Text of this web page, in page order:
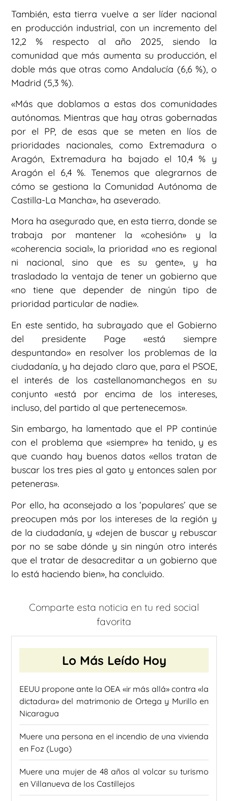
También, esta tierra vuelve a ser líder nacional
en producción industrial, con un incremento del
12,2 % respecto al año 2025, siendo la
comunidad que más aumenta su producción, el
doble más que otras como Andalucía (6,6 %), o
Madrid (5,3 %).
«Más que doblamos a estas dos comunidades
autónomas. Mientras que hay otras gobernadas
por el PP, de esas que se meten en líos de
prioridades nacionales, como Extremadura o
Aragón, Extremadura ha bajado el 10,4 % y
Aragón el 6,4 %. Tenemos que alegrarnos de
cómo se gestiona la Comunidad Autónoma de
Castilla-La Mancha», ha aseverado.
Mora ha asegurado que, en esta tierra, donde se
trabaja por mantener la «cohesión» y la
«coherencia social», la prioridad «no es regional
ni nacional, sino que es su gente», y ha
trasladado la ventaja de tener un gobierno que
«no tiene que depender de ningún tipo de
prioridad particular de nadie».
En este sentido, ha subrayado que el Gobierno
del presidente Page «está siempre
despuntando» en resolver los problemas de la
ciudadanía, y ha dejado claro que, para el PSOE,
el interés de los castellanomanchegos en su
conjunto «está por encima de los intereses,
incluso, del partido al que pertenecemos».
Sin embargo, ha lamentado que el PP continúe
con el problema que «siempre» ha tenido, y es
que cuando hay buenos datos «ellos tratan de
buscar los tres pies al gato y entonces salen por
peteneras».
Por ello, ha aconsejado a los ‘populares’ que se
preocupen más por los intereses de la región y
de la ciudadanía, y «dejen de buscar y rebuscar
por no se sabe dónde y sin ningún otro interés
que el tratar de desacreditar a un gobierno que
lo está haciendo bien», ha concluido.
Comparte esta noticia en tu red social
favorita
Lo Más Leído Hoy
EEUU propone ante la OEA «ir más allá» contra «la
dictadura» del matrimonio de Ortega y Murillo en
Nicaragua
Muere una persona en el incendio de una vivienda
en Foz (Lugo)
Muere una mujer de 48 años al volcar su turismo
en Villanueva de los Castillejos